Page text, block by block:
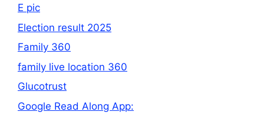
E pic
Election result 2025
Family 360
family live location 360
Glucotrust
Google Read Along App: